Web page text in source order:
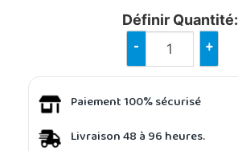
Définir Quantité:
- +
Paiement 100% sécurisé
Livraison 48 à 96 heures.